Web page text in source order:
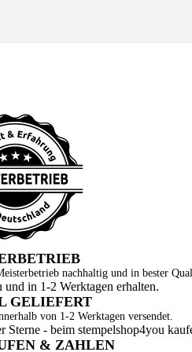
nachhaltig und in bester
GELIEFERT
von 1-2 Werktagen versendet.
& ZAHLEN